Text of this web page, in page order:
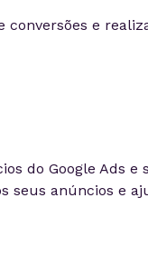
conversões e
do Google Ads e
seus anúncios e